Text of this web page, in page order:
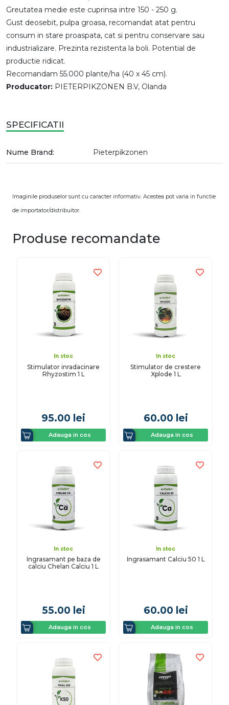
Greutatea medie este cuprinsa intre 150 - 250 g.
Gust deosebit, pulpa groasa, recomandat atat pentru
consum in stare proaspata, cat si pentru conservare sau
industrializare. Prezinta rezistenta la boli. Potential de
productie ridicat.
Recomandam 55.000 plante/ha (40 x 45 cm).
Producator: PIETERPIKZONEN B.V, Olanda
SPECIFICATII
Nume Brand: Pieterpikzonen
Imaginile produselor sunt cu caracter informativ. Acestea pot varia in functie
de importator/distribuitor.
Produse recomandate
In stoc
Stimulator inradacinare
Rhyzostim 1 L
95.00 lei
Adauga in cos
In stoc
Stimulator de crestere
Xplode 1 L
60.00 lei
Adauga in cos
In stoc
Ingrasamant pe baza de
calciu Chelan Calciu 1 L
55.00 lei
Adauga in cos
In stoc
Ingrasamant Calciu 50 1 L
60.00 lei
Adauga in cos